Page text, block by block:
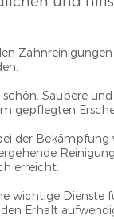
Saubere
gepflegten
der
erreicht.
wichtige Dienste
Erhalt